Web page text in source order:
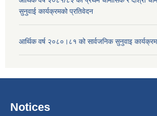
सुनुवाई कार्यक्रमको प्रतिवेदन
आर्थिक वर्ष २०८०।८१ को सार्वजनिक सुनुवाइ
Notices